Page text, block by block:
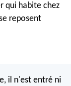
qui habite chez
reposent
il n'est entré ni